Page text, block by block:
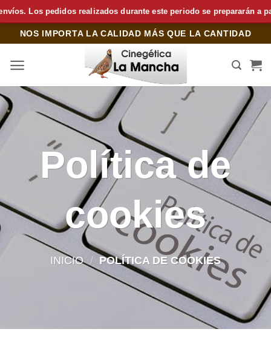
pedidos realizados durante este periodo se prepararán a partir del
Saltar
contenido
NOS IMPORTA LA CALIDAD MÁS QUE LA CANTIDAD
Política de
cookies
INICIO / POLÍTICA DE COOKIES